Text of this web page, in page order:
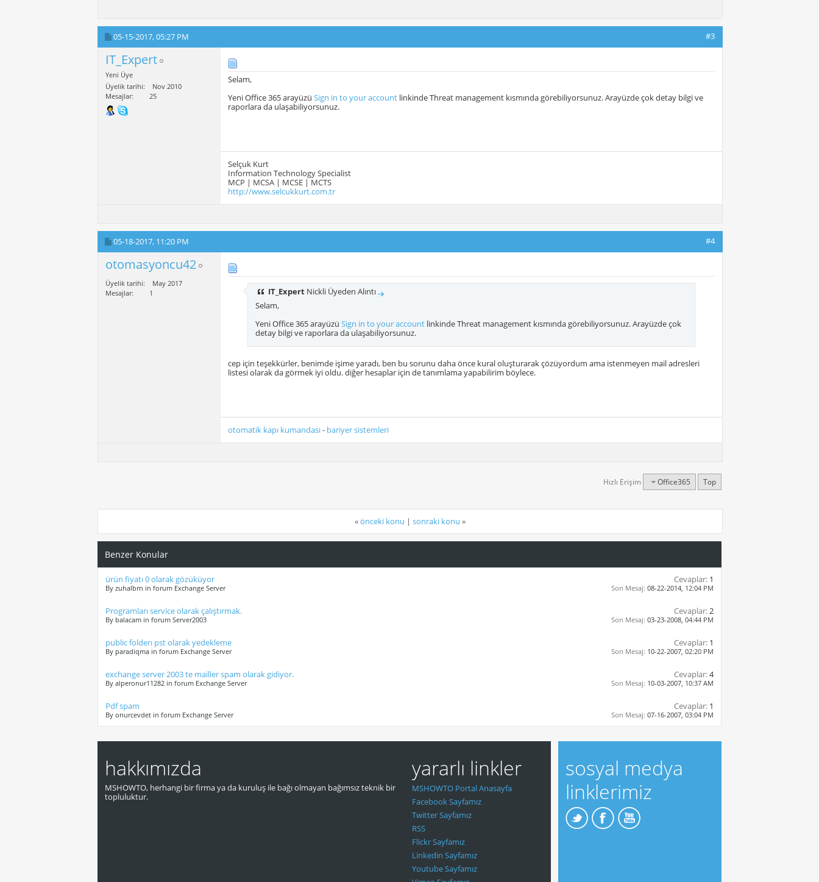
05-15-2017,05:27 PM #3
IT_Expert
Yeni Üye
Üyelik tarihi
Nov 2010
Mesajlar
25
Selam,
Yeni Office 365 arayüzü Sign in to your account linkinde Threat management kısmında görebiliyorsunuz. Arayüzde çok detay bilgi ve
raporlara da ulaşabiliyorsunuz.
Selçuk Kurt
Information Technology Specialist
MCP | MCSA | MCSE | MCTS
http://www.selcukkurt.com.tr
05-18-2017, 11:20 PM #4
otomasyoncu42
Üyelik tarihi
May 2017
Mesajlar
1 IT_Expert Nickli Üyeden Alıntı
Selam,
Yeni Office 365 arayüzü Sign in to your account linkinde Threat management kısmında görebiliyorsunuz. Arayüzde çok
detay bilgi ve raporlara da ulaşabiliyorsunuz.
cep için teşekkürler, benimde işime yaradı, ben bu sorunu daha önce kural oluşturarak çözüyordum ama istenmeyen mail adresleri
listesi olarak da görmek iyi oldu. diğer hesaplar için de tanımlama yapabilirim böylece.
otomatik kapı kumandası- bariyer sistemleri
Hızlı Erişim Office365 Top
«önceki konu | sonraki konu »
Benzer Konular
ürün fiyatı 0 olarak gözüküyor
By zuhalbrn in forum Exchange Server
Cevaplar: 1
Son Mesaj: 08-22-2014, 12:04 PM
Programları service olarak çalıştırmak.
By balacam in forum Server2003
Cevaplar:2
Son Mesaj: 03-23-2008, 04:44 PM
public folderı pst olarak yedekleme
By paradiqma in forum Exchange Server
Cevaplar: 1
Son Mesaj: 10-22-2007, 02:20 PM
exchange server 2003 te mailler spam olarak gidiyor.
By alperonur11282 in forum Exchange Server
Cevaplar:4
Son Mesaj: 10-03-2007, 10:37 AM
Pdf spam
By onurcevdet in forum Exchange Server
Cevaplar: 1
Son Mesaj: 07-16-2007, 03:04 PM
hakkımızda
MSHOWTO, herhangi bir firma ya da kuruluş ile bağı olmayan bağımsız teknik bir
topluluktur.
yararlı linkler
MSHOWTO Portal Anasayfa
Facebook Sayfamız
Twitter Sayfamız
RSS
Flickr Sayfamız
Linkedin Sayfamız
Youtube Sayfamız
sosyal medya
linklerimiz